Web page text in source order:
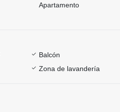
Apartamento
Balcón
Zona de lavandería